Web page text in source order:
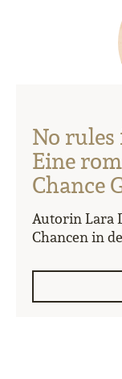
No rules
Eine
Chance
Autorin Lara
Chancen in